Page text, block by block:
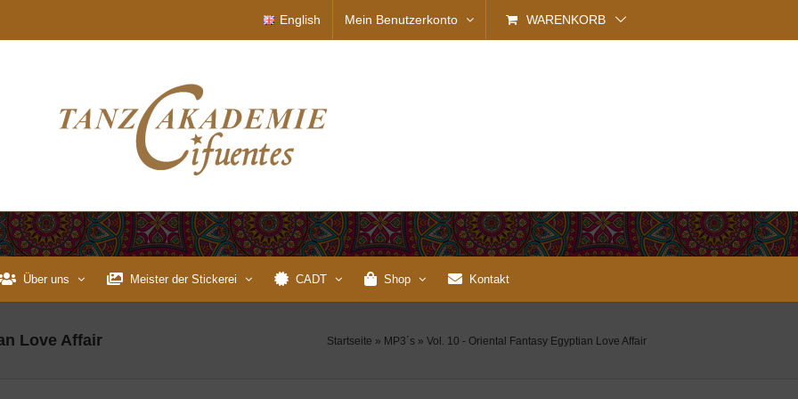
English Mein Benutzerkonto WARENKORB
Über uns Meister der Stickerei CADT Shop Kontakt
Love Affair Startseite » MP3´s » Vol. 10 - Oriental Fantasy Egyptian Love Affair